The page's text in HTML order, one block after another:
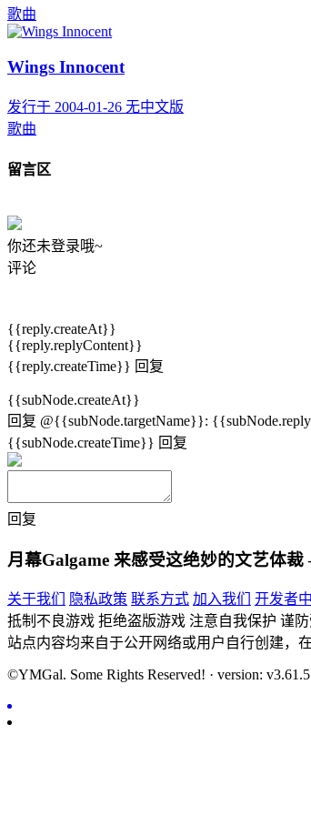
歌曲
Wings Innocent
发行于 2004-01-26 无中文版
歌曲
留言区
你还未登录哦~
评论
{{reply.createAt}}
{{reply.replyContent}}
{{reply.createTime}} 回复
{{subNode.createAt}}
回复 @{{subNode.targetName}}:
{{subNode.createTime}} 回复
回复
月幕Galgame 来感受这绝妙的文艺体
关于我们 隐私政策 联系方式 加入我们
开发者
抵制不良游戏 拒绝盗版游戏 注意自我保护 谨
站点内容均来自于公开网络或用户自行创建，
©YMGal. Some Rights Reserved! · version: